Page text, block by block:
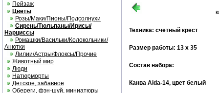
Пейзаж
Цветы
Розы/Маки/Пионы/Подсолнухи
Сирень/Тюльпаны/Ирисы/
Нарциссы
Ромашки/Васильки/Колокольчики/
Анютки
Лилии/Астры/Флоксы/Прочие
Животный мир
Люди
Натюрморты
Детское, забавное
Обереги, фэн-шуй, миниатюры
Техника: счетный крест
Размер работы: 13 х 35
Состав набора:
Канва Aida-14, цвет белый